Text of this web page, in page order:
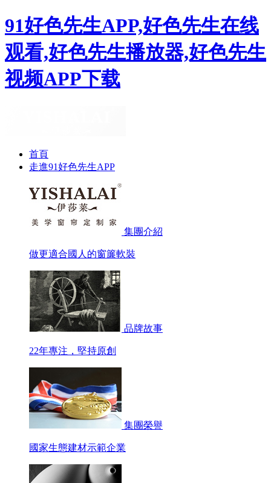
91好色先生APP,好色先生在线
观看,好色先生播放器,好色先生
视频APP下载
首頁
走進91好色先生APP
集團介紹
做更適合國人的窗簾軟裝
品牌故事
22年專注，堅持原創
集團榮譽
國家生態建材示範企業